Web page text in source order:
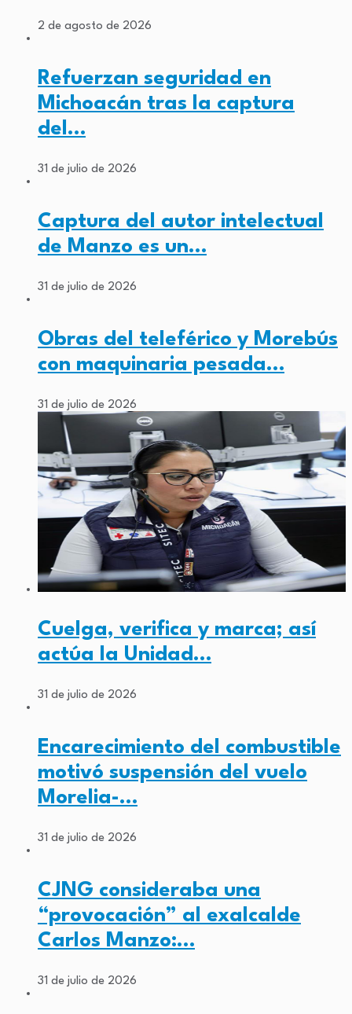
2 de agosto de 2026
Refuerzan seguridad en
Michoacán tras la captura
del…
31 de julio de 2026
Captura del autor intelectual
de Manzo es un…
31 de julio de 2026
Obras del teleférico y Morebús
con maquinaria pesada…
31 de julio de 2026
Cuelga, verifica y marca; así
actúa la Unidad…
31 de julio de 2026
Encarecimiento del combustible
motivó suspensión del vuelo
Morelia-…
31 de julio de 2026
CJNG consideraba una
“provocación” al exalcalde
Carlos Manzo:…
31 de julio de 2026